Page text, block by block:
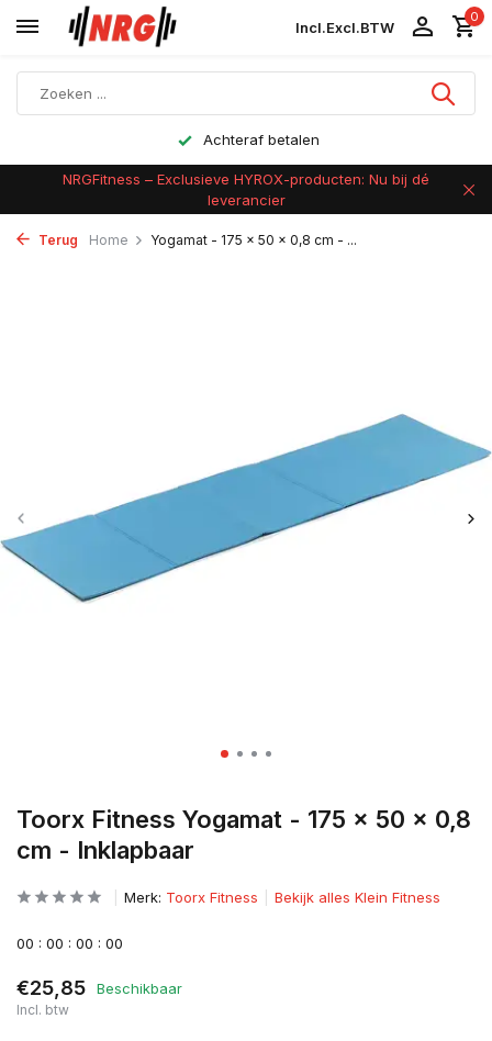
Incl.Excl.BTW
0
Achteraf betalen
NRGFitness – Exclusieve HYROX-producten: Nu bij dé
leverancier
Terug Home Yogamat - 175 x 50 x 0,8 cm - ...
Toorx Fitness Yogamat - 175 x 50 x 0,8
cm - Inklapbaar
Merk: Toorx Fitness Bekijk alles Klein Fitness
00 : 00 : 00 : 00
€25,85 Beschikbaar
Incl. btw